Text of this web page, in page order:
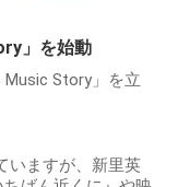
」を始動
Music Story」を立
いますが、新里英